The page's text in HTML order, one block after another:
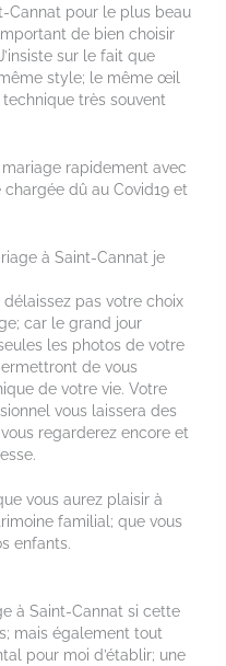
Cannat pour le plus beau
de bien choisir
sur le fait que
style; le même œil
très souvent
rapidement avec
chargée dû au Covid19 et
à Saint-Cannat je
délaissez pas votre choix
car le grand jour
les photos de votre
de vous
de votre vie. Votre
vous laissera des
regarderez encore et
vous aurez plaisir à
familial; que vous
enfants.
à Saint-Cannat si cette
mais également tout
pour moi d’établir; une